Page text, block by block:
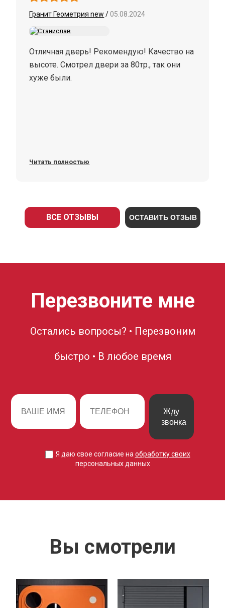
Гранит Геометрия new /05.08.2024
Отличная дверь! Рекомендую! Качество на
высоте. Смотрел двери за 80тр., так они
хуже были.
Читать полностью
ВСЕ ОТЗЫВЫ ОСТАВИТЬ ОТЗЫВ
Перезвоните мне
Остались вопросы? • Перезвоним
быстро • В любое время
Жду
звонка
Я даю свое согласие на обработку своих
персональных данных
Вы смотрели